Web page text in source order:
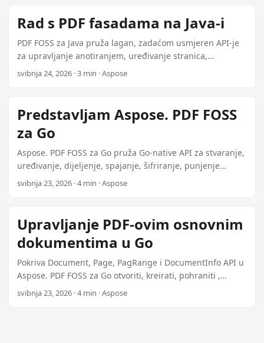
Rad s PDF fasadama na Java-i
PDF FOSS za Java pruža lagan, zadaćom usmjeren API-je
za upravljanje anotiranjem, uređivanje stranica,
sigurnost dokumenata, štampiranje i ekstrakciju sadržaja
sve bez potrebe za direktnom manipulacijom modelom
svibnja 24, 2026 · 3 min · Aspose
Predstavljam Aspose. PDF FOSS
za Go
Aspose. PDF FOSS za Go pruža Go-native API za stvaranje,
uređivanje, dijeljenje, spajanje, šifriranje, punjenje
AcroForm dokumenata, raspored tabele, značke i bilješke.
MIT licenciran bez izvornih ovisnosti .
svibnja 23, 2026 · 4 min · Aspose
Upravljanje PDF-ovim osnovnim
dokumentima u Go
Pokriva Document, Page, PagRange i DocumentInfo API u
Aspose. PDF FOSS za Go otvoriti, kreirati, pohraniti ,
podijeliti, spajati, izvući raspona stranica i uređivati Info
rečnik metapodatke bez izvornih ovisnosti.
svibnja 23, 2026 · 4 min · Aspose